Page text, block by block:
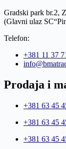
Gradski park br.2,
(Glavni ulaz
Telefon:
+381 11 37
Prodaja i
+381 63 45
+381 63 45
+381 63 45